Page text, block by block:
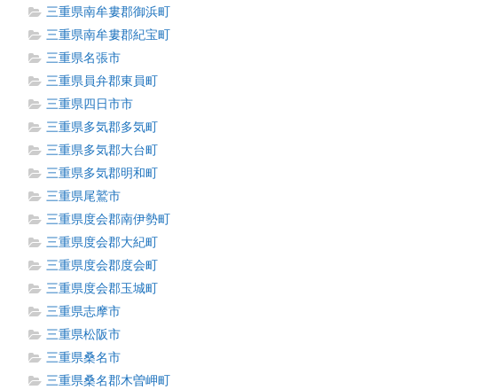
三重県南牟婁郡御浜町
三重県南牟婁郡紀宝町
三重県名張市
三重県員弁郡東員町
三重県四日市市
三重県多気郡多気町
三重県多気郡大台町
三重県多気郡明和町
三重県尾鷲市
三重県度会郡南伊勢町
三重県度会郡大紀町
三重県度会郡度会町
三重県度会郡玉城町
三重県志摩市
三重県松阪市
三重県桑名市
三重県桑名郡木曽岬町